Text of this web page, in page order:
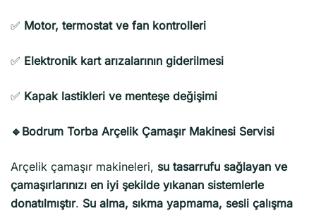
✅ Motor, termostat ve fan kontrolleri
✅ Elektronik kart arızalarının giderilmesi
✅ Kapak lastikleri ve menteşe değişimi
🔹Bodrum Torba Arçelik Çamaşır Makinesi Servisi
Arçelik çamaşır makineleri, su tasarrufu sağlayan ve
çamaşırlarınızı en iyi şekilde yıkanan sistemlerle
donatılmıştır. Su alma, sıkma yapmama, sesli çalışma